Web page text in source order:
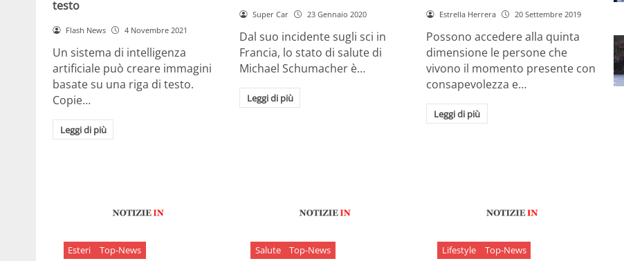
testo
Flash News 4 Novembre 2021
Un sistema di intelligenza
artificiale può creare immagini
basate su una riga di testo.
Copie…
Leggi di più
Super Car 23 Gennaio 2020
Dal suo incidente sugli sci in
Francia, lo stato di salute di
Michael Schumacher è…
Leggi di più
Estrella Herrera 20 Settembre 2019
Possono accedere alla quinta
dimensione le persone che
vivono il momento presente con
consapevolezza e…
Leggi di più
Esteri Top-News Salute Top-News Lifestyle Top-News